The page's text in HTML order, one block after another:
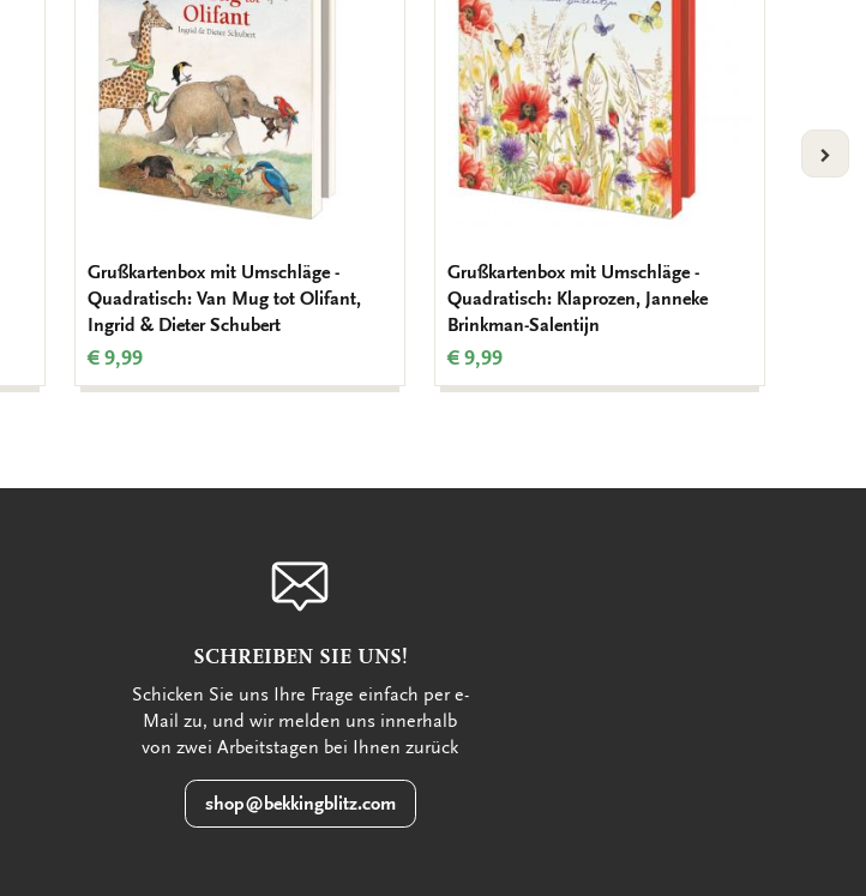
Grußkartenbox mit Umschläge -
Quadratisch: Van Mug tot Olifant,
Ingrid & Dieter Schubert
€ 9,99
Grußkartenbox mit Umschläge -
Quadratisch: Klaprozen, Janneke
Brinkman-Salentijn
€ 9,99
SCHREIBEN SIE UNS!
Schicken Sie uns Ihre Frage einfach per e-
Mail zu, und wir melden uns innerhalb
von zwei Arbeitstagen bei Ihnen zurück
shop@bekkingblitz.com